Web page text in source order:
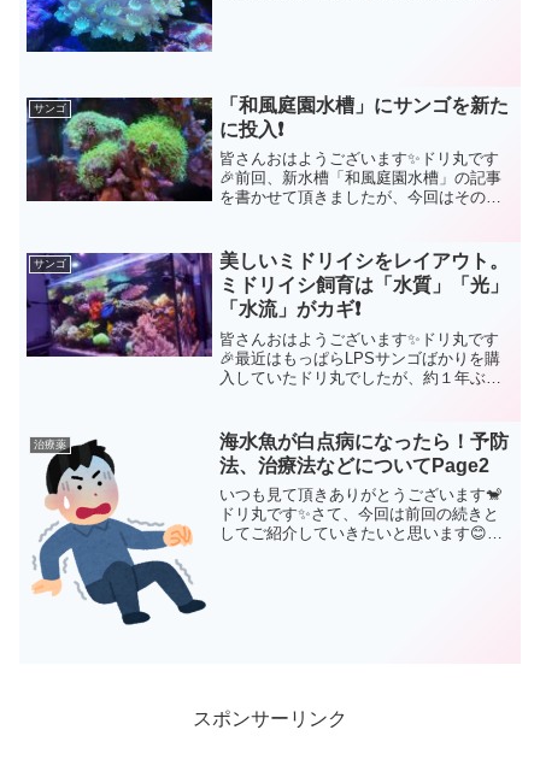
サンゴ
「和風庭園水槽」にサンゴを新た
に投入❗
皆さんおはようございます✨ドリ丸です
🎉前回、新水槽「和風庭園水槽」の記事
を書かせて頂きましたが、今回はその続
がイメージしている和風庭園からすれ
ば、まだ40％程度でしたね...
サンゴ
美しいミドリイシをレイアウト。
ミドリイシ飼育は「水質」「光」
「水流」がカギ❗
皆さんおはようございます✨ドリ丸です
🎉最近はもっぱらLPSサンゴばかりを購
入していたドリ丸でしたが、約１年ぶり
した今回のミドリイシ。形、サイズ感、
色合い、どれを取って...
治療薬
海水魚が白点病になったら！予防
法、治療法などについてPage2
いつも見て頂きありがとうございます🐒
ドリ丸です✨さて、今回は前回の続きと
してご紹介していきたいと思います😊治
スポンサーリンク